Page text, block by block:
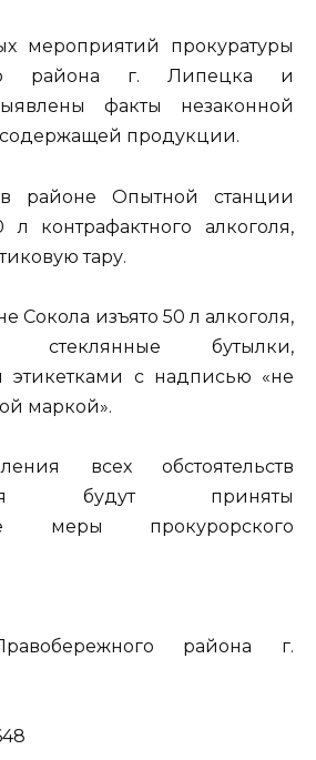
мероприятий прокуратуры
района г. Липецка и
факты незаконной
продукции.
в районе Опытной станции
л контрафактного алкоголя,
тару.
Сокола изъято 50 л алкоголя,
стеклянные бутылки,
с надписью «не
маркой».
всех обстоятельств
будут приняты
меры прокурорского
района г.